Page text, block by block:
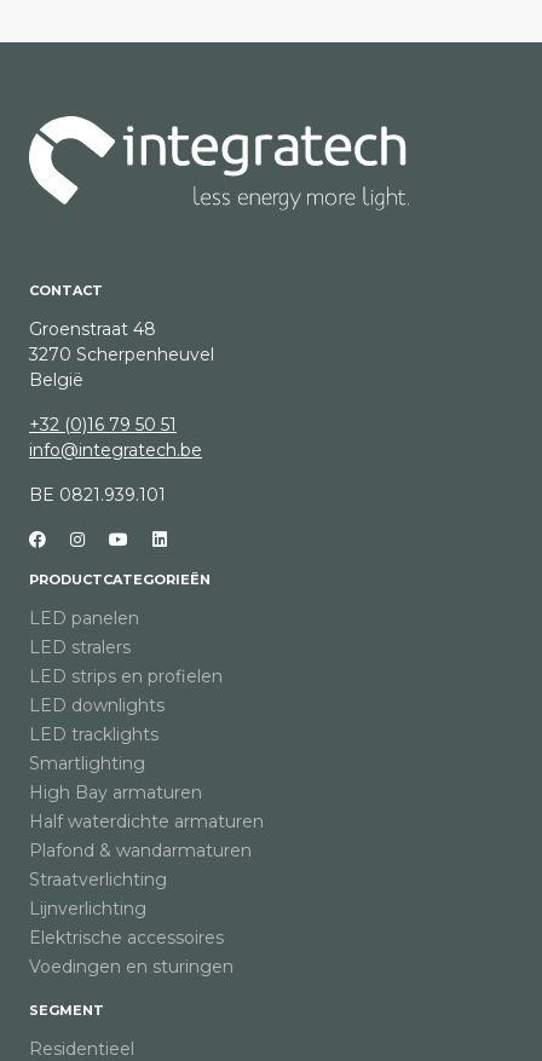
CONTACT
Groenstraat 48
3270 Scherpenheuvel
België
+32 (0)16 79 50 51
info@integratech.be
BE 0821.939.101
PRODUCTCATEGORIEËN
LED panelen
LED stralers
LED strips en profielen
LED downlights
LED tracklights
Smartlighting
High Bay armaturen
Half waterdichte armaturen
Plafond & wandarmaturen
Straatverlichting
Lijnverlichting
Elektrische accessoires
Voedingen en sturingen
SEGMENT
Residentieel